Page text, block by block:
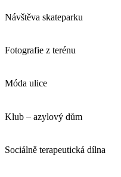
Návštěva skateparku
Fotografie z terénu
Móda ulice
Klub – azylový dům
Sociálně terapeutická dílna